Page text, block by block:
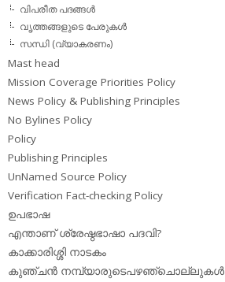
വിപരീത പദങ്ങള്‍
വൃത്തങ്ങളുടെ പേരുകള്‍
സന്ധി (വ്യാകരണം)
Mast head
Mission Coverage Priorities Policy
News Policy & Publishing Principles
No Bylines Policy
Policy
Publishing Principles
UnNamed Source Policy
Verification Fact-checking Policy
ഉപഭാഷ
എന്താണ് ശ്രേഷ്ഠഭാഷാ പദവി?
കാക്കാരിശ്ശി നാടകം
കുഞ്ചന്‍ നമ്പ്യാരുടെപഴഞ്ചൊല്ലുകള്‍